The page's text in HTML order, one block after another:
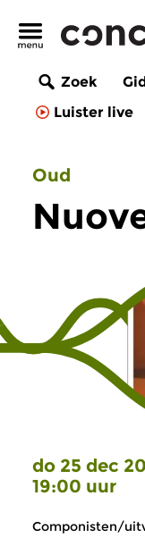
Zoek
Luister live
Oud
do 25 dec
19:00 uur
Componisten/